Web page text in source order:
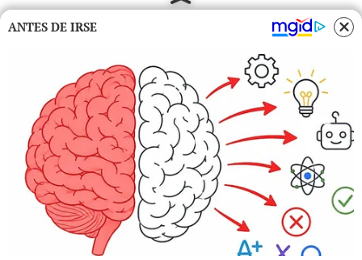
ANTES DE IRSE